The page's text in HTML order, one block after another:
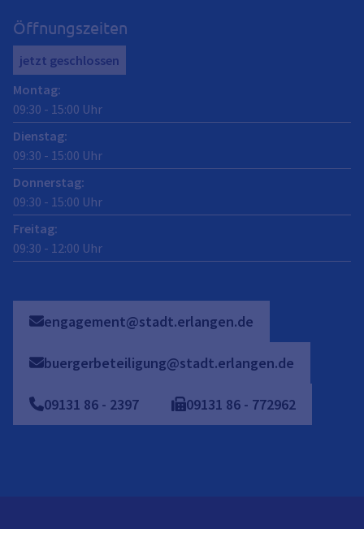
Öffnungszeiten
jetzt geschlossen
Montag:
09:30 - 15:00 Uhr
Dienstag:
09:30 - 15:00 Uhr
Donnerstag:
09:30 - 15:00 Uhr
Freitag:
09:30 - 12:00 Uhr
engagement@stadt.erlangen.de
buergerbeteiligung@stadt.erlangen.de
09131 86 - 2397 09131 86 - 772962